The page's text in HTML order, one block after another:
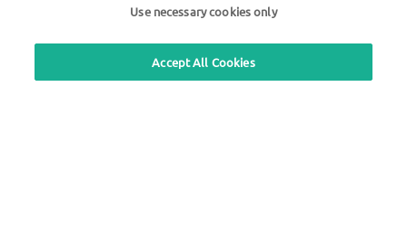
+49 6027 509-666
Questions générales au sujet d'UTA Edenred
Use necessary cookies only
Accept All Cookies